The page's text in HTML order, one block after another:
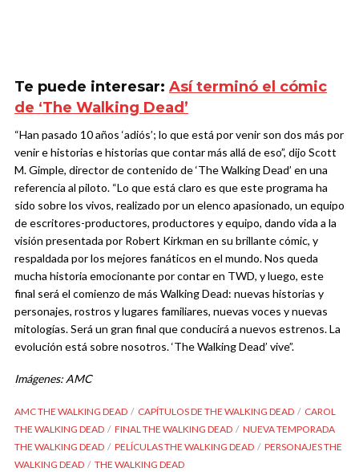
Te puede interesar: Así terminó el cómic
de ‘The Walking Dead’
“Han pasado 10 años ‘adiós’; lo que está por venir son dos más por
venir e historias e historias que contar más allá de eso”, dijo Scott
M. Gimple, director de contenido de ‘The Walking Dead’ en una
referencia al piloto. “Lo que está claro es que este programa ha
sido sobre los vivos, realizado por un elenco apasionado, un equipo
de escritores-productores, productores y equipo, dando vida a la
visión presentada por Robert Kirkman en su brillante cómic, y
respaldada por los mejores fanáticos en el mundo. Nos queda
mucha historia emocionante por contar en TWD, y luego, este
final será el comienzo de más Walking Dead: nuevas historias y
personajes, rostros y lugares familiares, nuevas voces y nuevas
mitologías. Será un gran final que conducirá a nuevos estrenos. La
evolución está sobre nosotros. ‘The Walking Dead’ vive”.
Imágenes: AMC
AMC THE WALKING DEAD CAPÍTULOS DE THE WALKING DEAD
CAROL
THE WALKING DEAD
FINAL THE WALKING DEAD
NUEVA TEMPORADA
THE WALKING DEAD
PELÍCULAS THE WALKING DEAD
PERSONAJES THE
WALKING DEAD
THE WALKING DEAD